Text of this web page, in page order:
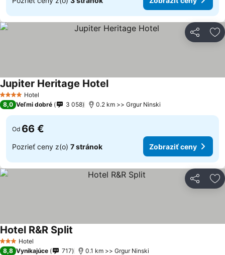
Zdieľať
4 Počet hviezdičiek
Hotel
Jupiter Heritage HotelZobraziť ceny
8,0 Veľmi dobré 3 058 0.2 km >> Grgur Ninski
Od 66 €
Pozrieť ceny z(o) 7 stránok Zobraziť ceny
Zdieľať
3 Počet hviezdičiek
Hotel
Hotel R&R Split
8,8 Vynikajúce 717 0.1 km >> Grgur Ninski